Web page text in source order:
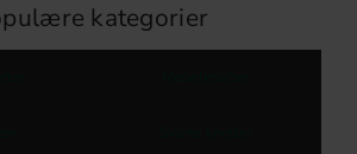
kategorier